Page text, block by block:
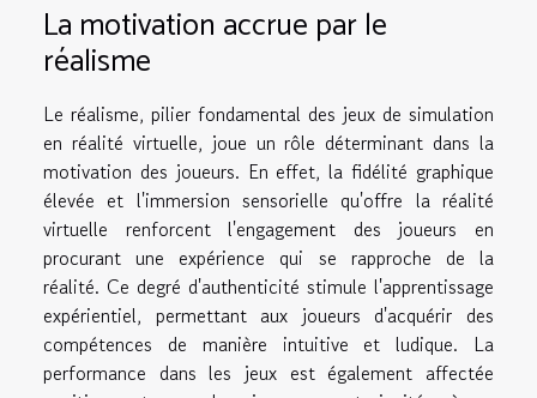
La motivation accrue par le
réalisme
Le réalisme, pilier fondamental des jeux de simulation
en réalité virtuelle, joue un rôle déterminant dans la
motivation des joueurs. En effet, la fidélité graphique
élevée et l'immersion sensorielle qu'offre la réalité
virtuelle renforcent l'engagement des joueurs en
procurant une expérience qui se rapproche de la
réalité. Ce degré d'authenticité stimule l'apprentissage
expérientiel, permettant aux joueurs d'acquérir des
compétences de manière intuitive et ludique. La
performance dans les jeux est également affectée